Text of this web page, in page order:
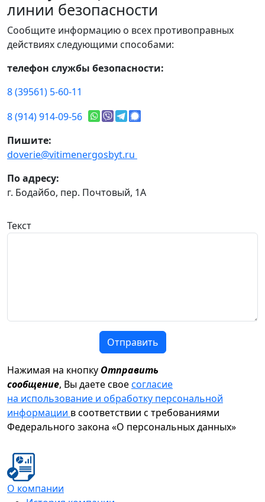
линии безопасности
Сообщите информацию о всех противоправных
действиях следующими способами:
телефон службы безопасности:
8 (39561) 5-60-11
8 (914) 914-09-56
Пишите:
doverie@vitimenergosbyt.ru
По адресу:
г. Бодайбо, пер. Почтовый, 1А
Текст
Отправить
Нажимая на кнопку Отправить
сообщение, Вы даете своесогласие
на использование и обработку персональной
информации в соответствии с требованиями
Федерального закона «О персональных данных»
О компании